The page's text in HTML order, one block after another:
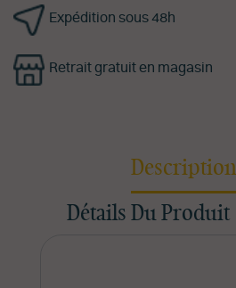
Expédition sous 48h
Retrait gratuit en magasin
Description
Détails Du Produit